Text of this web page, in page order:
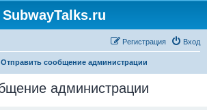
SubwayTalks.ru
Вход
Регистрация
Отправить сообщение администрации
администрации